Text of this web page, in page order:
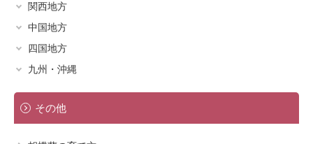
宮城県
福島県
山形県
群馬県
埼玉県
東京都
神奈川県
富山県
福井県
山梨県
岐阜県
静岡県
関西地方
滋賀県
京都府
大阪府
中国地方
島根県
鳥取県
岡山県
広島県
四国地方
香川県
愛媛県
九州・沖縄
福岡県
その他